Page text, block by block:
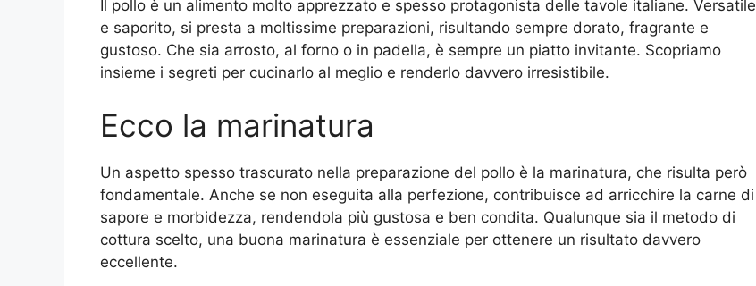
Il pollo è un alimento molto apprezzato e spesso protagonista delle tavole italiane. Versatile
e saporito, si presta a moltissime preparazioni, risultando sempre dorato, fragrante e
gustoso. Che sia arrosto, al forno o in padella, è sempre un piatto invitante. Scopriamo
insieme i segreti per cucinarlo al meglio e renderlo davvero irresistibile.
Ecco la marinatura
Un aspetto spesso trascurato nella preparazione del pollo è la marinatura, che risulta però
fondamentale. Anche se non eseguita alla perfezione, contribuisce ad arricchire la carne di
sapore e morbidezza, rendendola più gustosa e ben condita. Qualunque sia il metodo di
cottura scelto, una buona marinatura è essenziale per ottenere un risultato davvero
eccellente.